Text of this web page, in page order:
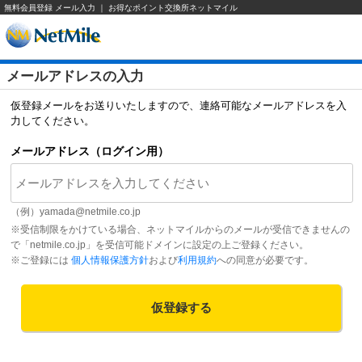
無料会員登録 メール入力 ｜ お得なポイント交換所ネットマイル
メールアドレスの入力
仮登録メールをお送りいたしますので、連絡可能なメールアドレスを入
力してください。
メールアドレス（ログイン用）
（例）yamada@netmile.co.jp
※受信制限をかけている場合、ネットマイルからのメールが受信できませんの
で「netmile.co.jp」を受信可能ドメインに設定の上ご登録ください。
※ご登録には 個人情報保護方針および利用規約への同意が必要です。